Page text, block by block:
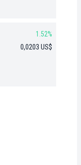
1.52%
0,0203 US$